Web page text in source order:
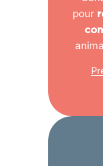
pour